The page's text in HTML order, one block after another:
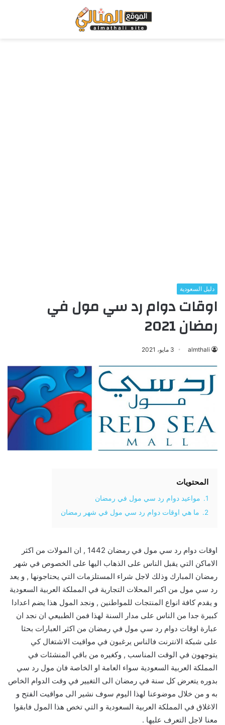
دليل السعودية
اوقات دوام رد سي مول في
رمضان 2021
almthali 3 مايو، 2021
المحتويات
1.
مواعيد دوام رد سي مول في رمضان
2.
ما هي اوقات دوام رد سي مول في شهر رمضان
اوقات دوام رد سي مول في رمضان 1442 , ان المولات من اكثر
الاماكن التي يقبل الناس على الذهاب اليها على الخصوص في شهر
رمضان المبارك وذلك لاجل شراء المستلزمات التي يحتاجونها , و يعد
رد سي مول من اكبر المحلات التجارية في المملكة العربية السعودية
و يقدم كافة انواع المنتجات للمواطنين , ونجد المول هذا يضم اعدادا
كبيرة جدا من الناس على مدار السنة لهذا فمن الطبيعي ان نجد ان
عبارة اوقات دوام رد سي مول في رمضان من اكثر العبارات بحثا
على شبكة الانترنت فالناس يرغبون في مواقيت الاشتغال كي
يتوجهون في الوقت المناسب , وكغيره من باقي المنشئات في
المملكة العربية السعودية سواء العامة او الخاصة فان مول رد سي
بدوره يتعرض كل سنة في رمضان الى التغيير في وقت الدوام الخاص
به و من خلال موضوعنا لهذا اليوم سوف نشير الى مواقيت الفتح و
الاغلاق في المملكة العربية السعودية و التي تخص هذا المول فابقوا
معنا لاجل التعرف عليها .